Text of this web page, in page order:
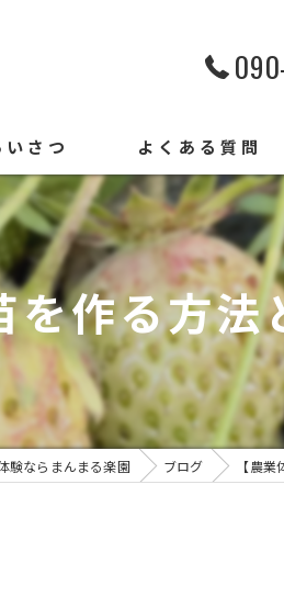
さつ よくある質問
作る方
験ならまんまる楽園 ブログ 【農